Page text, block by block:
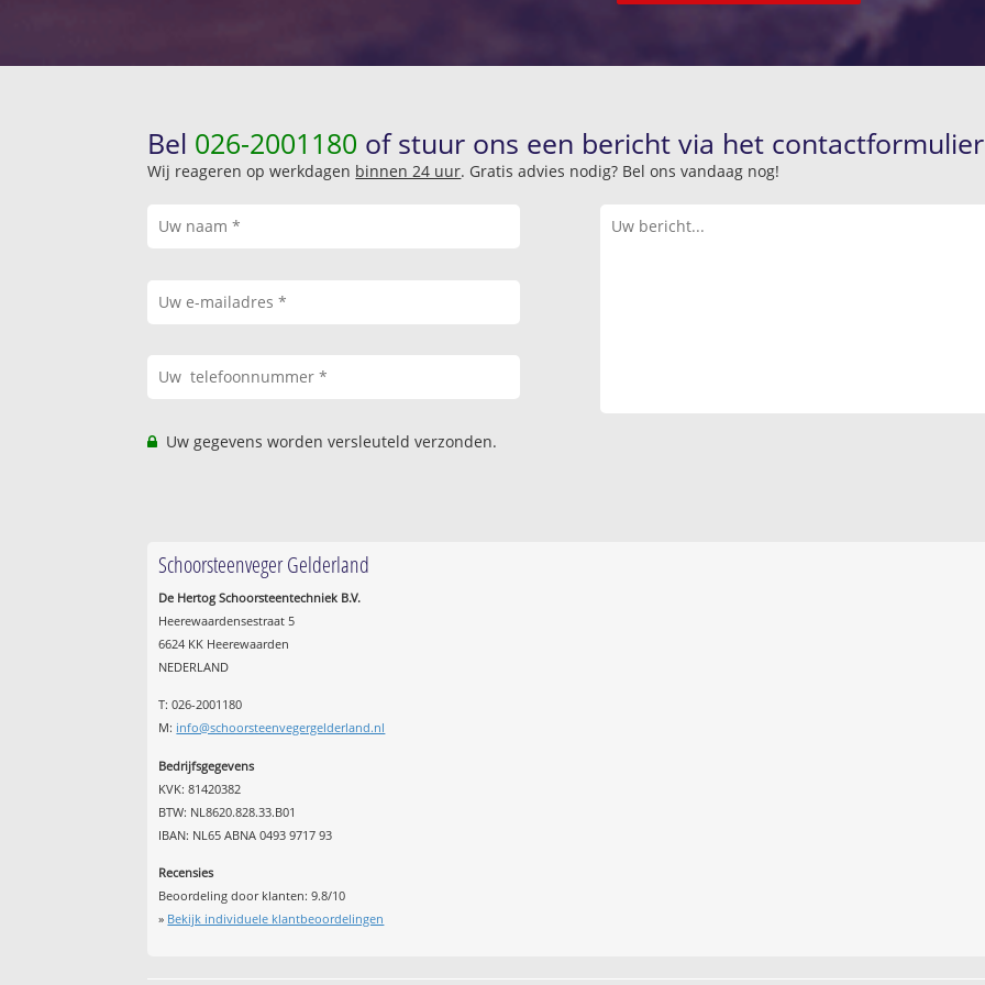
Bel 026-2001180 of stuur ons een bericht via het
Wij reageren op werkdagen binnen 24 uur. Gratis advies nodig? Bel ons vandaag nog!
Uw gegevens worden versleuteld verzonden.
Schoorsteenveger Gelderland
De Hertog Schoorsteentechniek B.V.
Heerewaardensestraat 5
6624 KK Heerewaarden
NEDERLAND
T: 026-2001180
M: info@schoorsteenvegergelderland.nl
Bedrijfsgegevens
KVK: 81420382
BTW: NL8620.828.33.B01
IBAN: NL65 ABNA 0493 9717 93
Recensies
Beoordeling door klanten:9.8/10
» Bekijk individuele klantbeoordelingen